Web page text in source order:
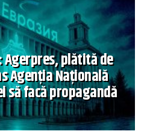
Agerpres, plătită de
Agenția Națională
să facă propagandă